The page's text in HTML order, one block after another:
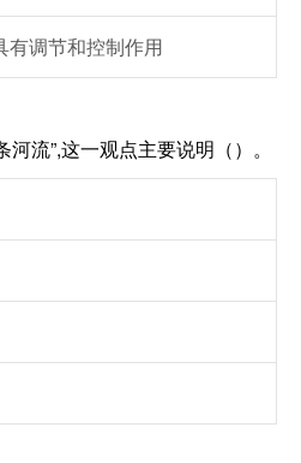
有调节和控制作用
流”,这一观点主要说明（）。